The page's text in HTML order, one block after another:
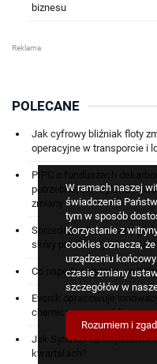
W ramach naszej
świadczenia
tym w sposób
Korzystanie z
cookies oznacza,
urządzeniu
czasie zmiany
szczegółów w
Rozumiem i
biznesu
POLECANE
Jak cyfrowy bliźniak floty
operacyjne w transporcie i
PIPC o funduszach
potrzebne, ale kryteria
zmiany
Sprzedaż online
skóry przekroczy 30% w
Co napędza chemię we
Evonik opracowuje
chemicznego recyklingu
Jak Synthos funkcjonował
kwartałach?